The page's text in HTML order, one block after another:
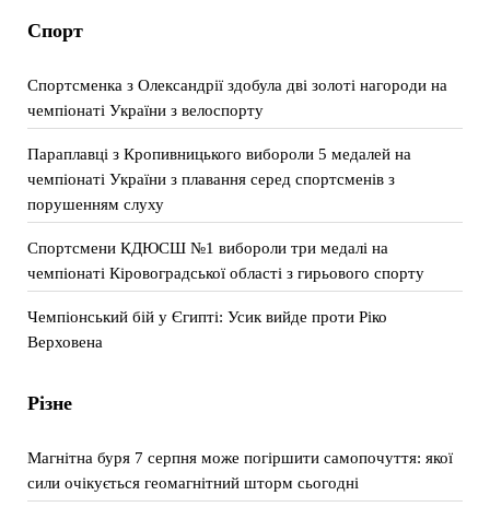
Спорт
Спортсменка з Олександрії здобула дві золоті нагороди на
чемпіонаті України з велоспорту
Параплавці з Кропивницького вибороли 5 медалей на
чемпіонаті України з плавання серед спортсменів з
порушенням слуху
Спортсмени КДЮСШ №1 вибороли три медалі на
чемпіонаті Кіровоградської області з гирьового спорту
Чемпіонський бій у Єгипті: Усик вийде проти Ріко
Верховена
Різне
Магнітна буря 7 серпня може погіршити самопочуття: якої
сили очікується геомагнітний шторм сьогодні